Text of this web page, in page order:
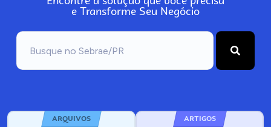
e Transforme Seu Negócio
ARQUIVOS ARTIGOS